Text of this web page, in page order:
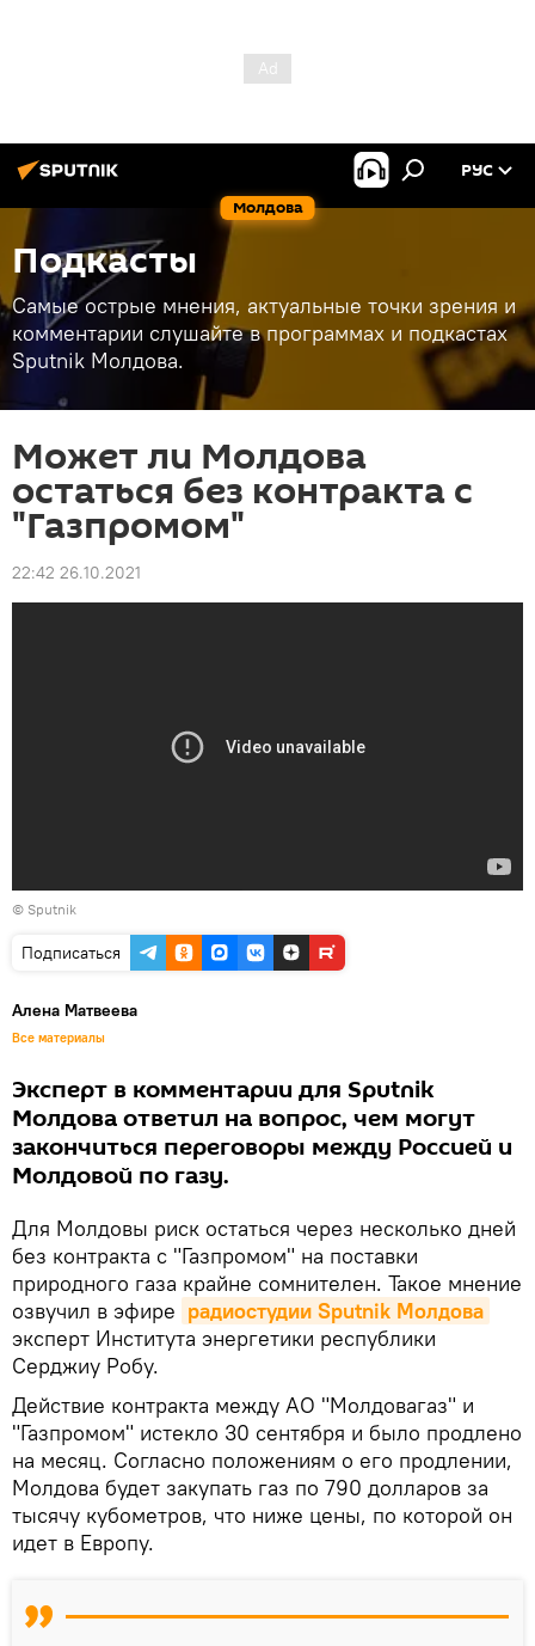
Молдова
РУС
Подкасты
Самые острые мнения, актуальные точки зрения и
комментарии слушайте в программах и подкастах
Sputnik Молдова.
Может ли Молдова
остаться без контракта с
"Газпромом"
22:42 26.10.2021
© Sputnik
Подписаться
Алена Матвеева
Все материалы
Эксперт в комментарии для Sputnik
Молдова ответил на вопрос, чем могут
закончиться переговоры между Россией и
Молдовой по газу.
Для Молдовы риск остаться через несколько дней
без контракта с "Газпромом" на поставки
природного газа крайне сомнителен. Такое мнение
озвучил в эфире радиостудии Sputnik Молдова
эксперт Института энергетики республики
Серджиу Робу.
Действие контракта между АО "Молдовагаз" и
"Газпромом" истекло 30 сентября и было продлено
на месяц. Согласно положениям о его продлении,
Молдова будет закупать газ по 790 долларов за
тысячу кубометров, что ниже цены, по которой он
идет в Европу.